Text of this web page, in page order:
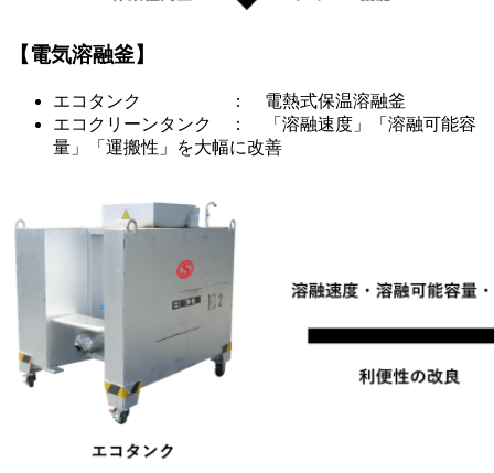
【電気溶融釜】
エコタンク ： 電熱式保温溶融釜
エコクリーンタンク ： 「溶融速度」「溶融可能容
量」「運搬性」を大幅に改善